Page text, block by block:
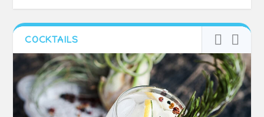
COCKTAILS